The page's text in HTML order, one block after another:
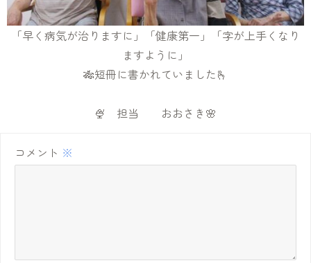
「早く病気が治りますに」「健康第一」「字が上手くなり
ますように」
🎋短冊に書かれていました🫰
🍨 担当 おおさき🌸
コメント ※